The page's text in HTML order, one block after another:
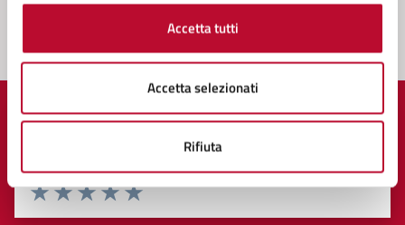
Accetta tutti
Accetta selezionati
Rifiuta
Quanto sono chiare le informazioni su questa
Valuta 5 stelle su 5
Valuta 4 stelle su 5
Valuta 3 stelle su 5
Valuta 2 stelle su 5
Valuta 1 stelle su 5